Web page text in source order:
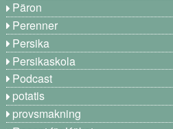
Päron
Perenner
Persika
Persikaskola
Podcast
potatis
provsmakning